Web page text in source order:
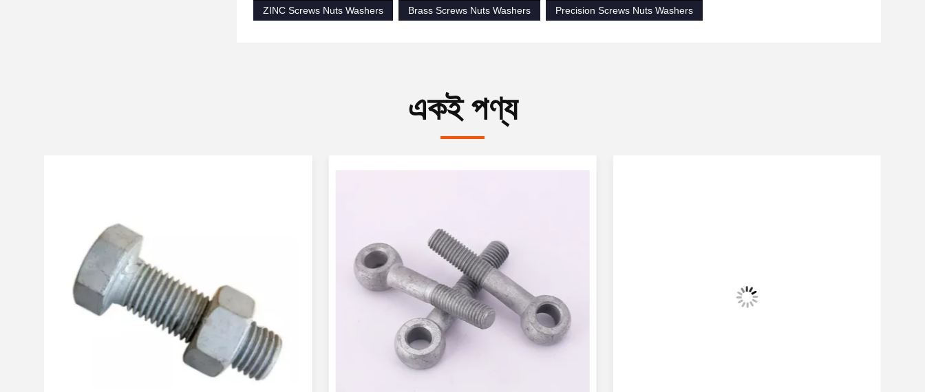
ZINC Screws Nuts Washers
Brass Screws Nuts Washers Precision Screws Nuts Washers
একই পণ্য